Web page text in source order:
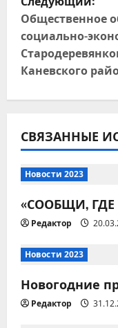
в
и
г
а
ц
и
я
п
о
з
а
Общественное
социально-
Каневского
СВЯЗАННЫЕ
Новости 2023
«СООБЩИ,
Редактор
Новости 2023
Новогодние
Редактор
2